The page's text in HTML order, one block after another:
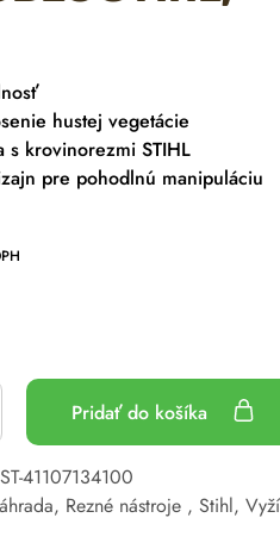
hustej vegetácie
krovinorezmi STIHL
pre pohodlnú manipuláciu
Pridať do košíka
ST-41107134100
, Rezné nástroje , Stihl,